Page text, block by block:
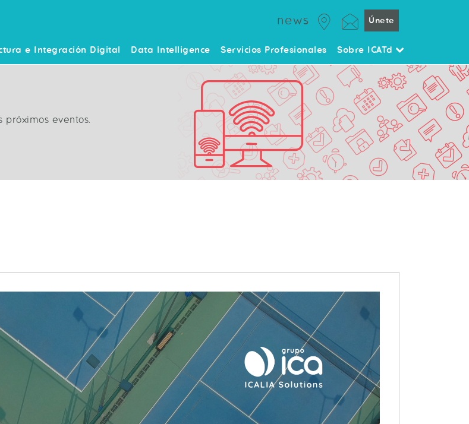
news Únete
e Integración Digital Data Intelligence Servicios Profesionales Sobre ICATd
eventos.